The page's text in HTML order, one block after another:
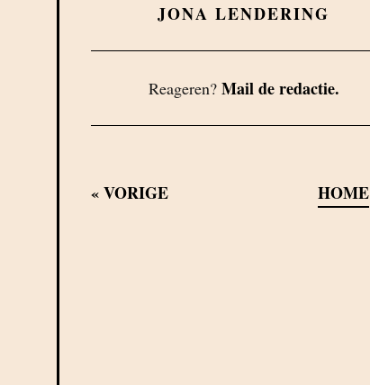
JONA LENDERING
Reageren? Mail de redactie.
«VORIGE HOME